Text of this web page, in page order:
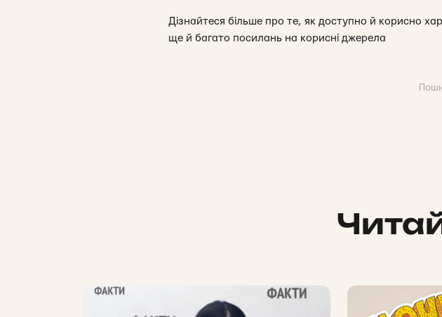
Дізнайтеся більше про те, як доступно й корисно
ще й багато посилань на корисні джерела